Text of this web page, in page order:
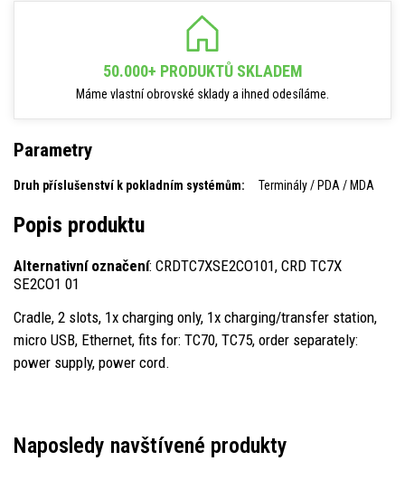
50.000+ PRODUKTŮ SKLADEM
Máme vlastní obrovské sklady a ihned odesíláme.
Parametry
Druh příslušenství k pokladním systémům: Terminály / PDA / MDA
Popis produktu
Alternativní označení: CRDTC7XSE2CO101, CRD TC7X
SE2CO1 01
Cradle, 2 slots, 1x charging only, 1x charging/transfer station,
micro USB, Ethernet, fits for: TC70, TC75, order separately:
power supply, power cord.
Naposledy navštívené produkty